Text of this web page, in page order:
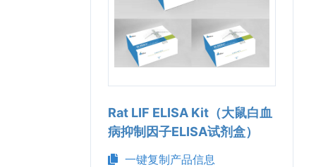
Rat LIF ELISA Kit（大鼠白血
病抑制因子ELISA试剂盒）
一键复制产品信息